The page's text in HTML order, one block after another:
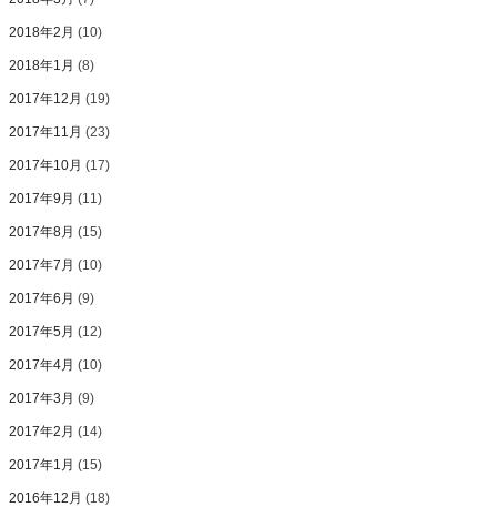
2018年2月 (10)
2018年1月 (8)
2017年12月 (19)
2017年11月 (23)
2017年10月 (17)
2017年9月 (11)
2017年8月 (15)
2017年7月 (10)
2017年6月 (9)
2017年5月 (12)
2017年4月 (10)
2017年3月 (9)
2017年2月 (14)
2017年1月 (15)
2016年12月 (18)